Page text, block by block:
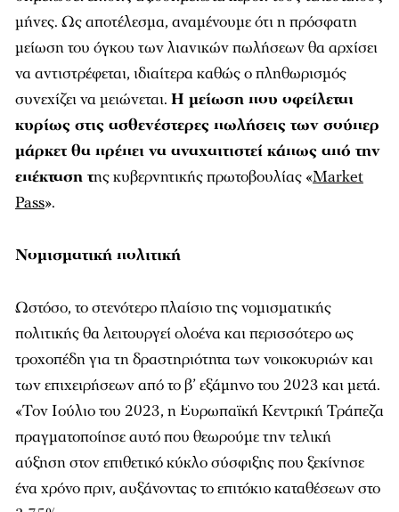
μήνες. Ως αποτέλεσμα, αναμένουμε ότι η πρόσφατη
μείωση του όγκου των λιανικών πωλήσεων θα αρχίσει
να αντιστρέφεται, ιδιαίτερα καθώς ο πληθωρισμός
συνεχίζει να μειώνεται. Η μείωση που οφείλεται
κυρίως στις ασθενέστερες πωλήσεις των σούπερ
μάρκετ θα πρέπει να αναχαιτιστεί κάπως από την
επέκταση της κυβερνητικής πρωτοβουλίας «Market
Pass».
Νομισματική πολιτική
Ωστόσο, το στενότερο πλαίσιο της νομισματικής
πολιτικής θα λειτουργεί ολοένα και περισσότερο ως
τροχοπέδη για τη δραστηριότητα των νοικοκυριών και
των επιχειρήσεων από το β’ εξάμηνο του 2023 και μετά.
«Τον Ιούλιο του 2023, η Ευρωπαϊκή Κεντρική Τράπεζα
πραγματοποίησε αυτό που θεωρούμε την τελική
αύξηση στον επιθετικό κύκλο σύσφιξης που ξεκίνησε
ένα χρόνο πριν, αυξάνοντας το επιτόκιο καταθέσεων στο